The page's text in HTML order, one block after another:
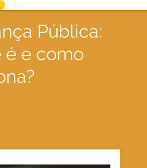
Pública:
é e como